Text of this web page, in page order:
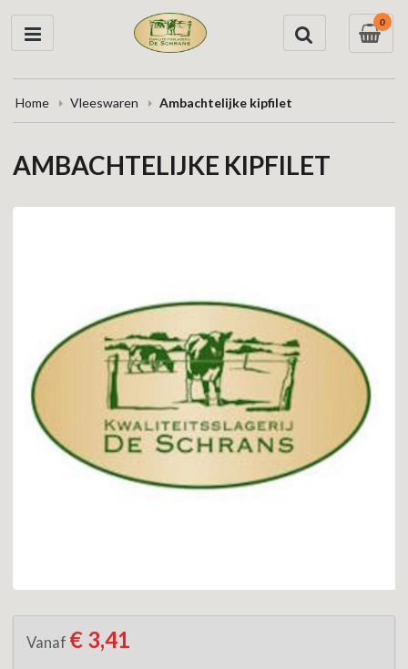
0
Home Vleeswaren Ambachtelijke kipfilet
AMBACHTELIJKE KIPFILET
Vanaf € 3,41